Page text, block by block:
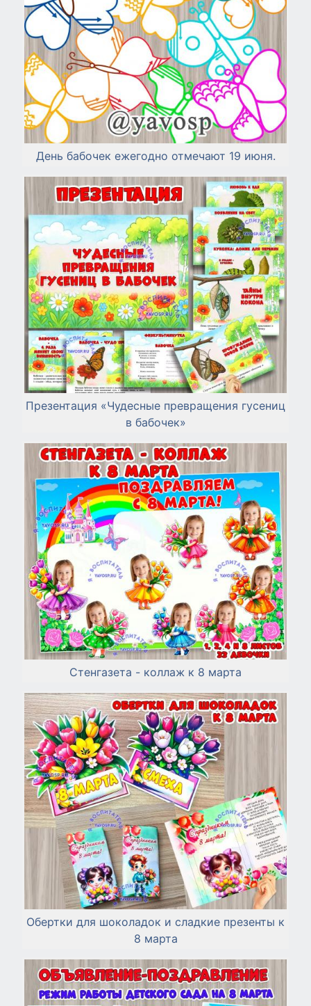
День бабочек ежегодно отмечают 19 июня.
Презентация «Чудесные превращения гусениц
в бабочек»
Стенгазета - коллаж к 8 марта
Обертки для шоколадок и сладкие презенты к
8 марта